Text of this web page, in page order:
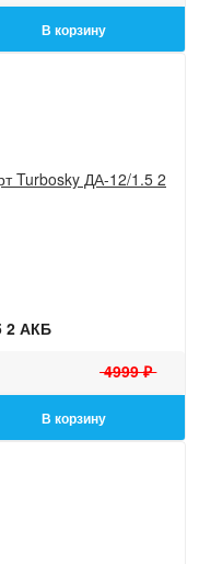
В корзину
2 АКБ
4999 ₽
В корзину